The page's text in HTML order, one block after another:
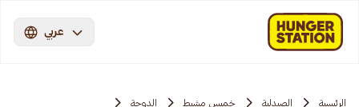
عربي
الرئيسية الصيدلية خميس مشيط
الدوحة